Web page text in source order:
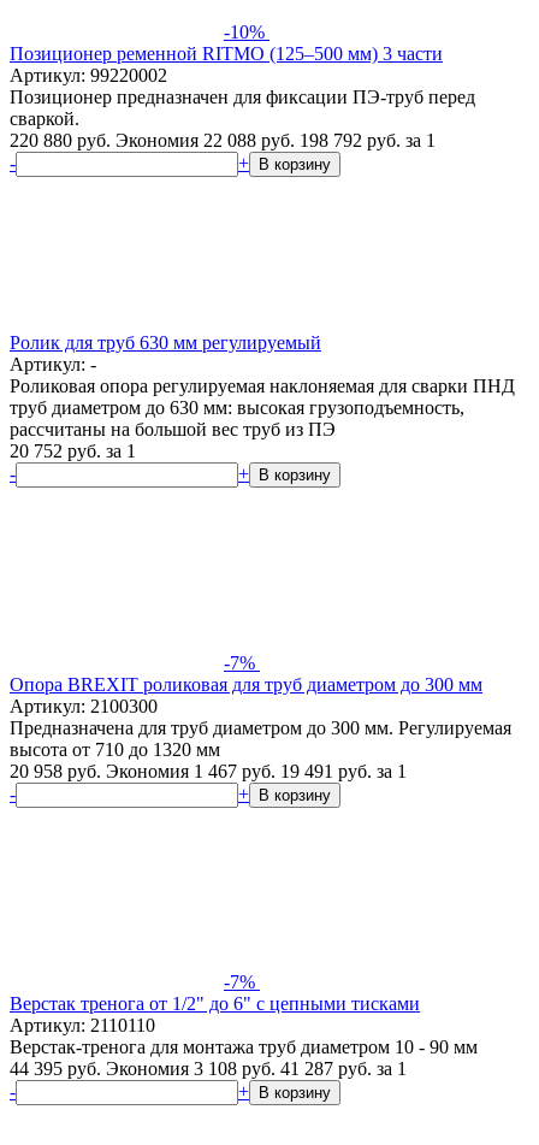
-10%
Позиционер ременной RITMO (125–500 мм) 3 части
Артикул: 99220002
Позиционер предназначен для фиксации ПЭ-труб перед
сваркой.
220 880 руб. Экономия 22 088 руб. 198 792 руб. за 1
-
+ В корзину
Ролик для труб 630 мм регулируемый
Артикул: -
Роликовая опора регулируемая наклоняемая для сварки ПНД
труб диаметром до 630 мм: высокая грузоподъемность,
рассчитаны на большой вес труб из ПЭ
20 752 руб. за 1
-
+ В корзину
-7%
Опора BREXIT роликовая для труб диаметром до 300 мм
Артикул: 2100300
Предназначена для труб диаметром до 300 мм. Регулируемая
высота от 710 до 1320 мм
20 958 руб. Экономия 1 467 руб. 19 491 руб. за 1
-
+ В корзину
-7%
Верстак тренога от 1/2" до 6" с цепными тисками
Артикул: 2110110
Верстак-тренога для монтажа труб диаметром 10 - 90 мм
44 395 руб. Экономия 3 108 руб. 41 287 руб. за 1
-
+ В корзину